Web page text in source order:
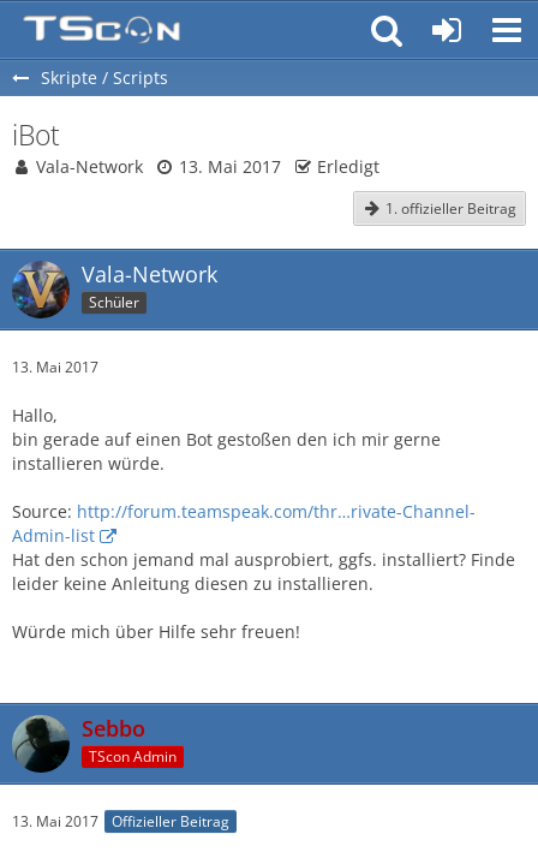
Skripte / Scripts
iBot
Vala-Network 13. Mai 2017 Erledigt
1. offizieller Beitrag
Vala-Network
Schüler
13. Mai 2017
Hallo,
bin gerade auf einen Bot gestoßen den ich mir gerne
installieren würde.
Source: http://forum.teamspeak.com/thr…rivate-Channel-
Admin-list
Hat den schon jemand mal ausprobiert, ggfs. installiert? Finde
leider keine Anleitung diesen zu installieren.
Würde mich über Hilfe sehr freuen!
Sebbo
TScon Admin
13. Mai 2017 Offizieller Beitrag